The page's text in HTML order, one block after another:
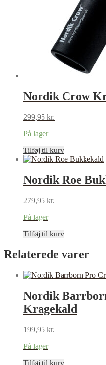
Nordik Crow
299,95 kr.
På lager
Tilføj til kurv
Nordik Roe
279,95 kr.
På lager
Tilføj til kurv
Relaterede varer
Nordik
Kragekald
199,95 kr.
På lager
Tilføj til kurv